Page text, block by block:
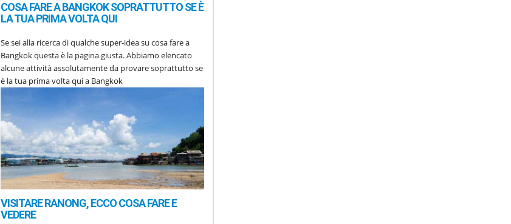
COSA FARE A BANGKOK SOPRATTUTTO SE È
LA TUA PRIMA VOLTA QUI
Se sei alla ricerca di qualche super-idea su cosa fare a
Bangkok questa è la pagina giusta. Abbiamo elencato
alcune attività assolutamente da provare soprattutto se
è la tua prima volta qui a Bangkok
VISITARE RANONG, ECCO COSA FARE E
VEDERE